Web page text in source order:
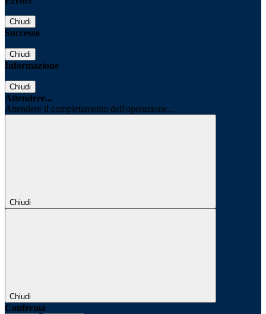
Chiudi
Successo
Chiudi
Informazione
Chiudi
Attendere...
Attendere il completamento dell'operazione...
Chiudi
Chiudi
Conferma